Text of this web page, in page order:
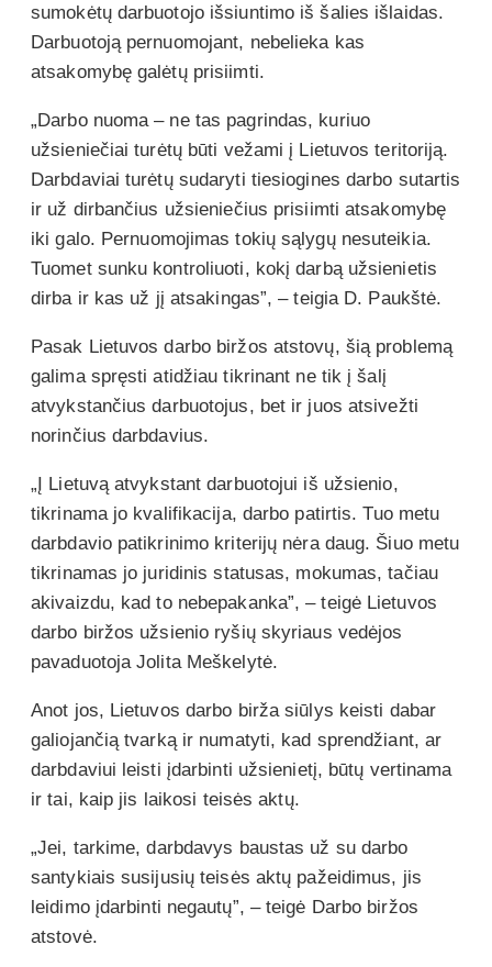
sumokėtų darbuotojo išsiuntimo iš šalies išlaidas.
Darbuotoją pernuomojant, nebelieka kas
atsakomybę galėtų prisiimti.
„Darbo nuoma – ne tas pagrindas, kuriuo
užsieniečiai turėtų būti vežami į Lietuvos teritoriją.
Darbdaviai turėtų sudaryti tiesiogines darbo sutartis
ir už dirbančius užsieniečius prisiimti atsakomybę
iki galo. Pernuomojimas tokių sąlygų nesuteikia.
Tuomet sunku kontroliuoti, kokį darbą užsienietis
dirba ir kas už jį atsakingas”, – teigia D. Paukštė.
Pasak Lietuvos darbo biržos atstovų, šią problemą
galima spręsti atidžiau tikrinant ne tik į šalį
atvykstančius darbuotojus, bet ir juos atsivežti
norinčius darbdavius.
„Į Lietuvą atvykstant darbuotojui iš užsienio,
tikrinama jo kvalifikacija, darbo patirtis. Tuo metu
darbdavio patikrinimo kriterijų nėra daug. Šiuo metu
tikrinamas jo juridinis statusas, mokumas, tačiau
akivaizdu, kad to nebepakanka”, – teigė Lietuvos
darbo biržos užsienio ryšių skyriaus vedėjos
pavaduotoja Jolita Meškelytė.
Anot jos, Lietuvos darbo birža siūlys keisti dabar
galiojančią tvarką ir numatyti, kad sprendžiant, ar
darbdaviui leisti įdarbinti užsienietį, būtų vertinama
ir tai, kaip jis laikosi teisės aktų.
„Jei, tarkime, darbdavys baustas už su darbo
santykiais susijusių teisės aktų pažeidimus, jis
leidimo įdarbinti negautų”, – teigė Darbo biržos
atstovė.